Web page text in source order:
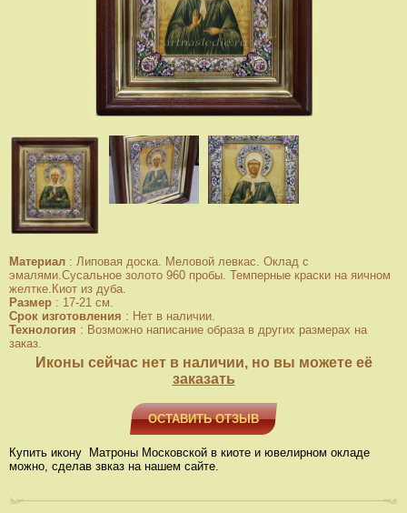
Материал : Липовая доска. Меловой левкас. Оклад с
эмалями.Сусальное золото 960 пробы. Темперные краски на яичном
желтке.Киот из дуба.
Размер : 17-21 см.
Срок изготовления : Нет в наличии.
Технология : Возможно написание образа в других размерах на
заказ.
Иконы сейчас нет в наличии, но вы можете её
заказать
ОСТАВИТЬ ОТЗЫВ
Купить икону Матроны Московской в киоте и ювелирном окладе
можно, сделав звказ на нашем сайте.